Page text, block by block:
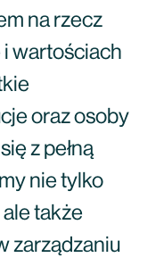
na rzecz
i wartościach
oraz osoby
z pełną
nie tylko
ale także
zarządzaniu